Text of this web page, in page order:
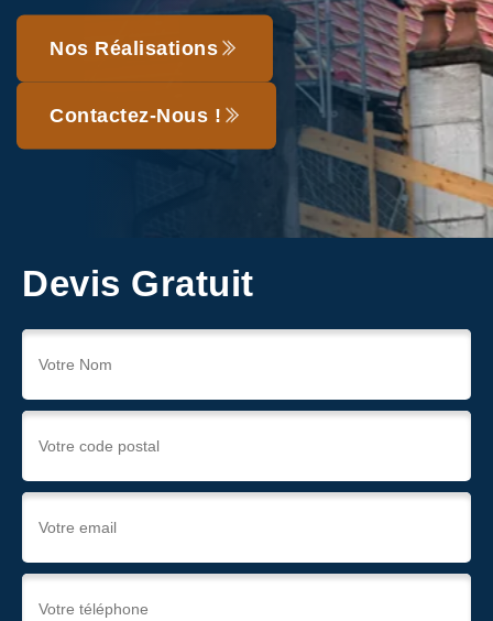
Nos Réalisations
Contactez-Nous !
Devis Gratuit